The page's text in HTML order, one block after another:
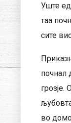
Уште
таа
сите
почнал
грозје.
во